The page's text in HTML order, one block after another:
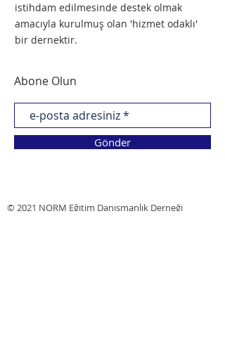
istihdam edilmesinde destek olmak
amacıyla kurulmuş olan 'hizmet odaklı'
bir dernektir.
Abone Olun
Gönder
© 2021 NORM Eğitim Danışmanlık Derneği